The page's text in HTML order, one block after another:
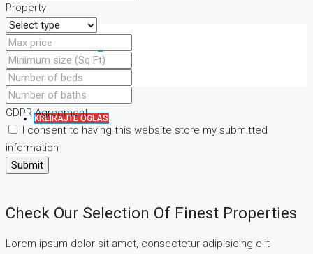
FAVORIT0
KREIRAJTE OGLAS
Property
GDPR Agreement
I consent to having this website store my submitted
information
Submit
Check Our Selection Of Finest Properties
Lorem ipsum dolor sit amet, consectetur adipisicing elit